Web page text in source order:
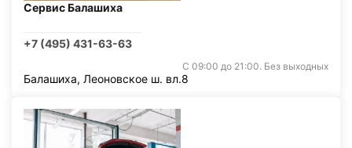
Сервис Балашиха
+7 (495) 431-63-63
С 09:00 до 21:00. Без выходных
Балашиха, Леоновское ш. вл.8